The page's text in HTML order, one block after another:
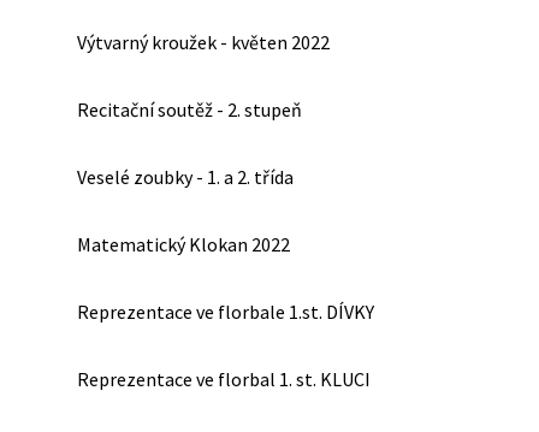
Výtvarný kroužek - květen 2022
Recitační soutěž - 2. stupeň
Veselé zoubky - 1. a 2. třída
Matematický Klokan 2022
Reprezentace ve florbale 1.st. DÍVKY
Reprezentace ve florbal 1. st. KLUCI